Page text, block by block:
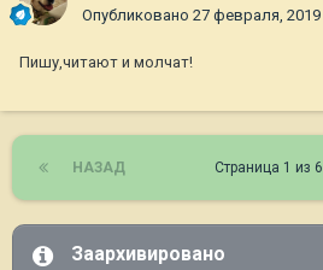
Опубликовано 27 февраля, 2019
Пишу,читают и молчат!
НАЗАД Страница 1 из 6
Заархивировано